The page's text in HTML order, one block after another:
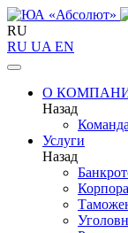
RU
RU UA EN
О
Назад
Команда
Услуги
Назад